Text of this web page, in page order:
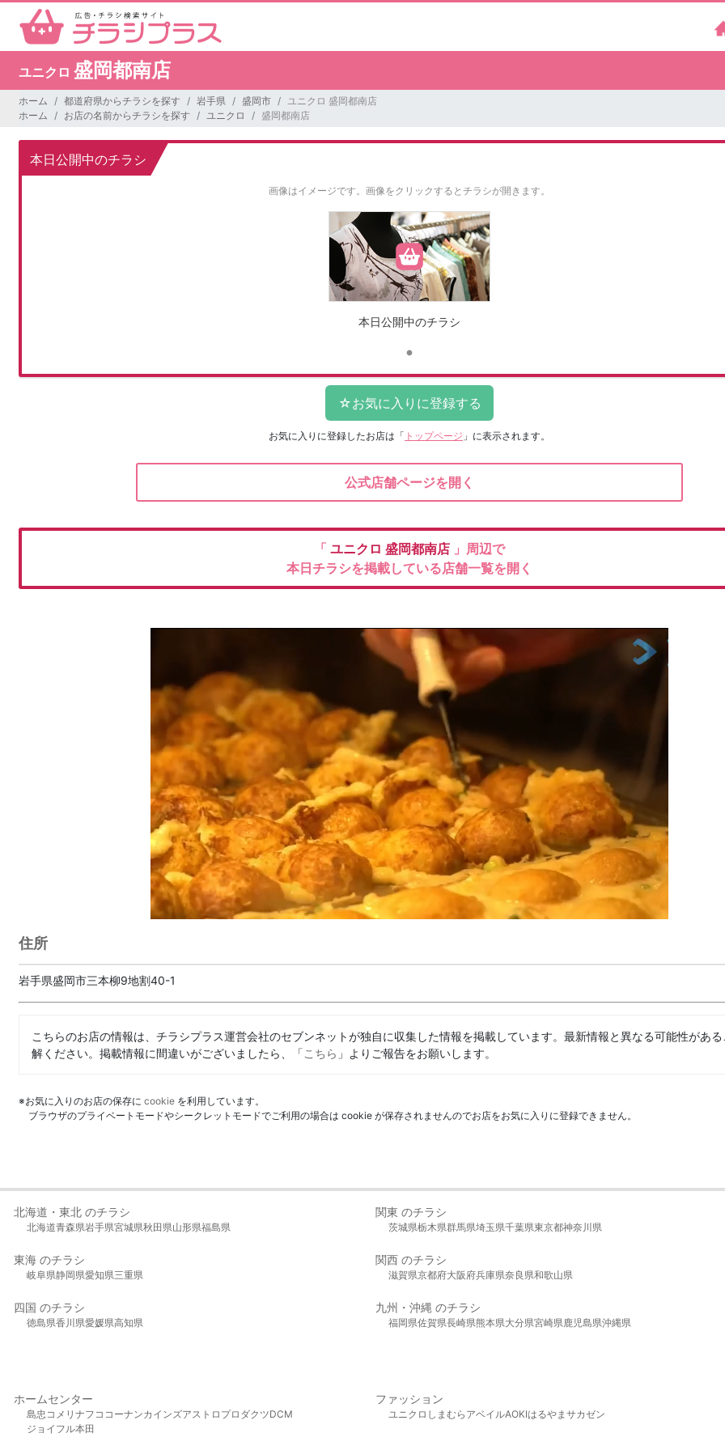
ユニクロ 盛岡都南店
ホーム 都道府県からチラシを探す 岩手県 盛岡市
ユニクロ 盛岡都南店
ホーム
お店の名前からチラシを探す ユニクロ 盛岡都南店
本日公開中のチラシ
画像はイメージです。 画像をクリックするとチラシが開きます。
本日公開中のチラシ
お気に入りに登録したお店は 「 トップページ 」に表示されます。
公式店舗ページを開く
「 ユニクロ 盛岡都南店 」周辺で
本日チラシを掲載している店舗一覧を開く
住所
岩手県盛岡市三本柳9地割40-1
こちらのお店の情報は、チラシプラス運営会社のセブンネットが独自に収集した情報を掲載しています。最新情報と異なる可能性があ
解ください。掲載情報に間違いがございましたら、「こちら 」よりご報告をお願いします。
※お気に入りのお店の保存に cookie を利用しています。
ブラウザのプライベートモードやシークレットモードでご利用の場合は cookie が保存されませんのでお店をお気に入りに登録できません。
北海道・東北 のチラシ
北海道青森県岩手県宮城県秋田県山形県福島県
関東 のチラシ
茨城県栃木県群馬県埼玉県千葉県東京都神奈川県
東海 のチラシ
岐阜県静岡県愛知県三重県
関西 のチラシ
滋賀県京都府大阪府兵庫県奈良県和歌山県
四国 のチラシ
徳島県香川県愛媛県高知県
九州・沖縄 のチラシ
福岡県佐賀県長崎県熊本県大分県宮崎県鹿児島県沖縄県
ホームセンター
島忠 コメリ ナフコ コーナンカインズアストロプロダクツDCM
ジョイフル本田
ファッション
ユニクロ しまむら アベイルAOKIはるやま サカゼン